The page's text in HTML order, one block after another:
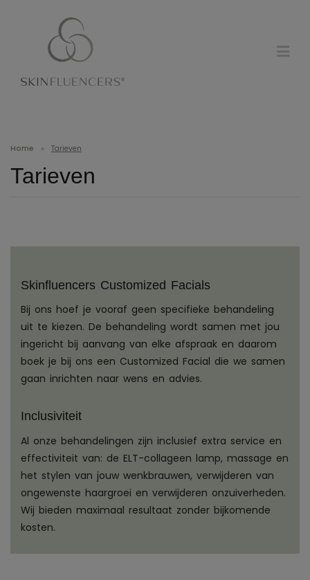
Home » Tarieven
Tarieven
Skinfluencers Customized Facials
Bij ons hoef je vooraf geen specifieke behandeling
uit te kiezen. De behandeling wordt samen met jou
ingericht bij aanvang van elke afspraak en daarom
boek je bij ons een Customized Facial die we samen
gaan inrichten naar wens en advies.
Inclusiviteit
Al onze behandelingen zijn inclusief extra service en
effectiviteit van: de ELT-collageen lamp, massage en
het stylen van jouw wenkbrauwen, verwijderen van
ongewenste haargroei en verwijderen onzuiverheden.
Wij bieden maximaal resultaat zonder bijkomende
kosten.